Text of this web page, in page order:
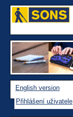
English version
Přihlášení uživatele